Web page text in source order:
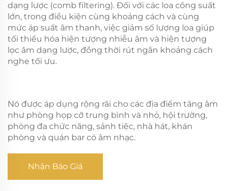
dạng lược (comb filtering). Đối với các loa công suất
lớn, trong điều kiện cùng khoảng cách và cùng
mức áp suất âm thanh, việc giảm số lượng loa giúp
tối thiểu hóa hiện tượng nhiễu âm và hiện tượng
lọc âm dạng lược, đồng thời rút ngắn khoảng cách
nghe tối ưu.
Nó được áp dụng rộng rãi cho các địa điểm tăng âm
như phòng họp cỡ trung bình và nhỏ, hội trường,
phòng đa chức năng, sảnh tiệc, nhà hát, khán
phòng và quán bar có âm nhạc.
Nhận Báo Giá